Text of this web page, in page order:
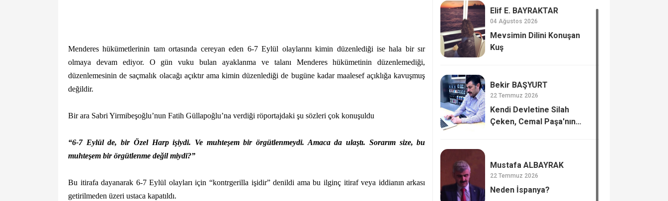
Menderes hükümetlerinin tam ortasında cereyan eden 6-7 Eylül olaylarını kimin düzenlediği ise hala bir sır
olmaya devam ediyor. O gün vuku bulan ayaklanma ve talanı Menderes hükümetinin düzenlemediği,
düzenlemesinin de saçmalık olacağı açıktır ama kimin düzenlediği de bugüne kadar maalesef açıklığa kavuşmuş
değildir.
Bir ara Sabri Yirmibeşoğlu’nun Fatih Güllapoğlu’na verdiği röportajdaki şu sözleri çok konuşuldu
“6-7 Eylül de, bir Özel Harp işiydi. Ve muhteşem bir örgütlenmeydi. Amaca da ulaştı. Sorarım size, bu
muhteşem bir örgütlenme değil miydi?”
Bu itirafa dayanarak 6-7 Eylül olayları için “kontrgerilla işidir” denildi ama bu ilginç itiraf veya iddianın arkası
getirilmeden üzeri ustaca kapatıldı.
Elif E. BAYRAKTAR
04 Ağustos 2026
Mevsimin Dilini Konuşan
Kuş
Bekir BAŞYURT
22 Temmuz 2026
Kendi Devletine Silah
Çeken, Cemal Paşa'nın
Mustafa ALBAYRAK
22 Temmuz 2026
Neden İspanya?